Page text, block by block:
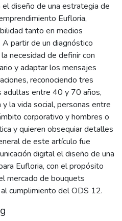
diseño de una estrategia de
Eufloria,
tanto en medios
partir de un diagnóstico
necesidad de definir con
y adaptar los mensajes
reconociendo tres
adultas entre 40 y 70 años,
la vida social, personas entre
corporativo y hombres o
y quieren obsequiar detalles
de este artículo fue
digital el diseño de una
Eufloria, con el propósito
mercado de bouquets
cumplimiento del ODS 12.